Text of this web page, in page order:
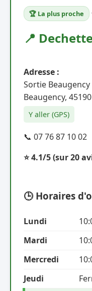
🏆 La plus proche
📍
Adresse :
Sortie Beaugency
Beaugency,
Y aller (GPS)
📞 07 76 87 10 02
⭐ 4.1/5(sur 20
🕒 Horaires
Lundi
Mardi
Mercredi
Jeudi